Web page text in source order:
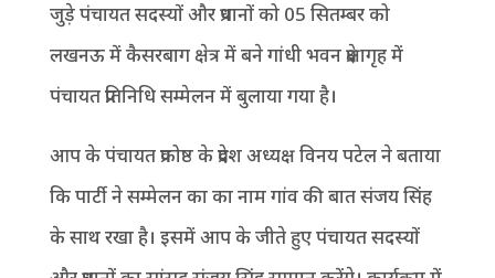
जुड़े पंचायत सदस्यों और प्रधानों को 05 सितम्बर को
लखनऊ में कैसरबाग क्षेत्र में बने गांधी भवन प्रेक्षागृह में
पंचायत प्रतिनिधि सम्मेलन में बुलाया गया है।
आप के पंचायत प्रकोष्ठ के प्रदेश अध्यक्ष विनय पटेल ने बताया
कि पार्टी ने सम्मेलन का का नाम गांव की बात संजय सिंह
के साथ रखा है। इसमें आप के जीते हुए पंचायत सदस्यों